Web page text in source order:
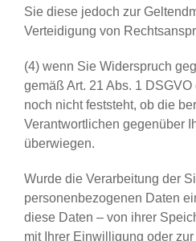
Sie diese jedoch zur
Verteidigung von
(4) wenn Sie Widerspruch
gemäß Art. 21 Abs. 1
noch nicht feststeht, ob die
Verantwortlichen gegenüber
überwiegen.
Wurde die Verarbeitung der
personenbezogenen Daten
diese Daten – von ihrer
mit Ihrer Einwilligung oder